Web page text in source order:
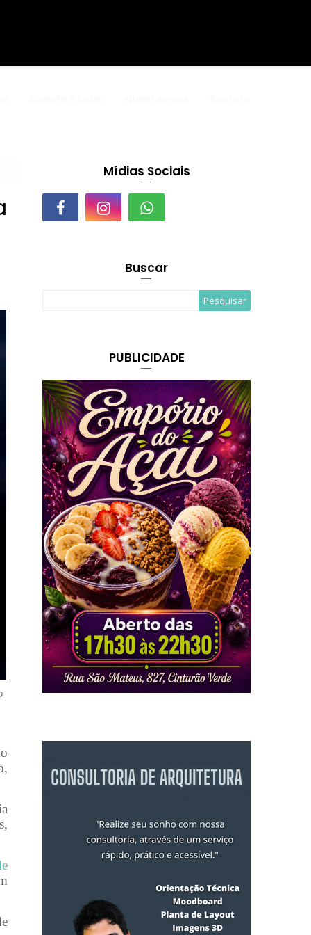
Mídias Sociais
Buscar
PUBLICIDADE